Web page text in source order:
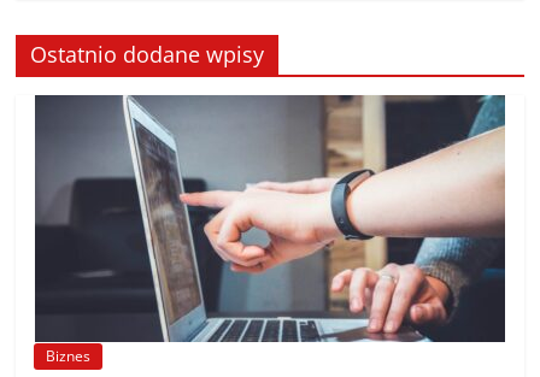
Ostatnio dodane wpisy
Biznes